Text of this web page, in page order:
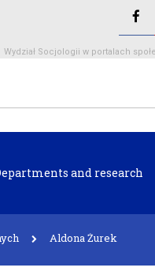
Wydział Socjologii w portalach
and research
Aldona Żurek